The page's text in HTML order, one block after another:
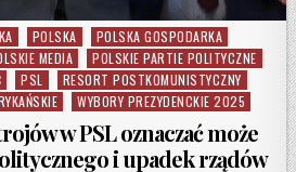
POLSKA
POLSKA GOSPODARKA
MEDIA
POLSKIE PARTIE POLITYCZNE
PSL
RESORT POSTKOMUNISTYCZNY
WYBORY PREZYDENCKIE 2025
w PSL oznaczać może
i upadek rządów